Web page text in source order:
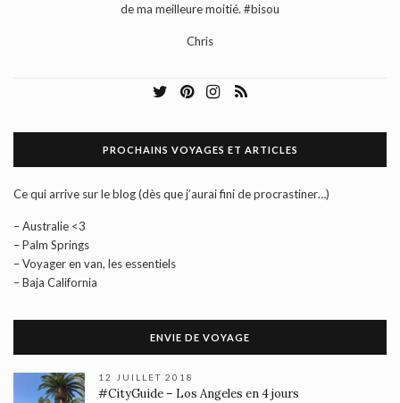
de ma meilleure moitié. #bisou
Chris
PROCHAINS VOYAGES ET ARTICLES
Ce qui arrive sur le blog (dès que j’aurai fini de procrastiner…)
– Australie <3
– Palm Springs
– Voyager en van, les essentiels
– Baja California
ENVIE DE VOYAGE
12 JUILLET 2018
#CityGuide – Los Angeles en 4 jours